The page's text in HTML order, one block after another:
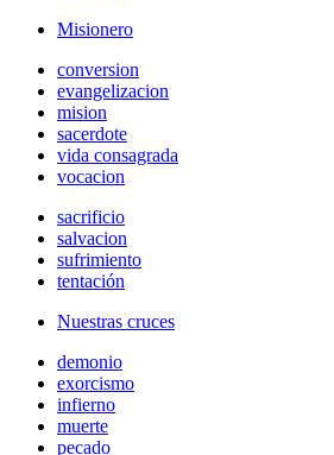
Misionero
conversion
evangelizacion
mision
sacerdote
vida consagrada
vocacion
sacrificio
salvacion
sufrimiento
tentación
Nuestras cruces
demonio
exorcismo
infierno
muerte
pecado